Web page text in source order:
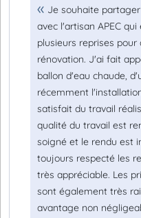
Je souhaite
avec l'artisan APEC
plusieurs reprises
rénovation. J'ai fait
ballon d'eau chaude,
récemment
satisfait du travail
qualité du travail est
soigné et le rendu est
toujours respecté les
très appréciable. Les
sont également très
avantage non